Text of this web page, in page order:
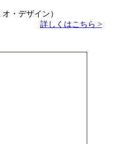
・デザイン）
詳しくはこちら >